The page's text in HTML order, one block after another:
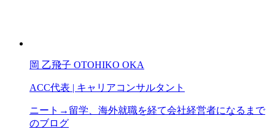
岡 乙飛子 OTOHIKO OKA
ACC代表 | キャリアコンサルタント
ニート→留学、海外就職を経て会社経営者になるまで
のブログ